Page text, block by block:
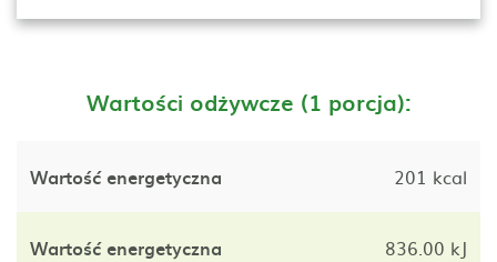
Wartości odżywcze (1 porcja):
Wartość energetyczna 201 kcal
Wartość energetyczna 836.00 kJ